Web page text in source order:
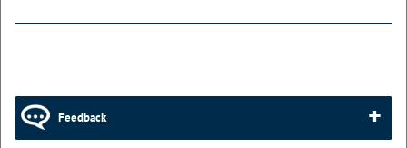
Feedback